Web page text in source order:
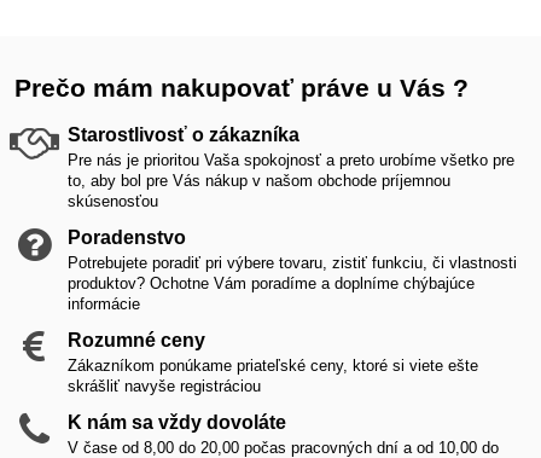
Prečo mám nakupovať práve u Vás ?
Starostlivosť o zákazníka
Pre nás je prioritou Vaša spokojnosť a preto urobíme všetko pre
to, aby bol pre Vás nákup v našom obchode príjemnou
skúsenosťou
Poradenstvo
Potrebujete poradiť pri výbere tovaru, zistiť funkciu, či vlastnosti
produktov? Ochotne Vám poradíme a doplníme chýbajúce
informácie
Rozumné ceny
Zákazníkom ponúkame priateľské ceny, ktoré si viete ešte
skrášliť navyše registráciou
K nám sa vždy dovoláte
V čase od 8,00 do 20,00 počas pracovných dní a od 10,00 do